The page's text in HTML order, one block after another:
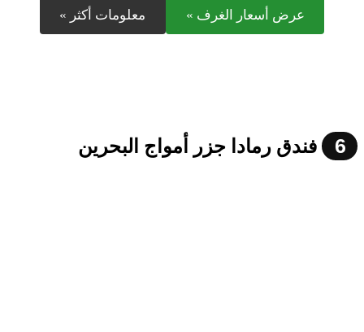
عرض أسعار الغرف » معلومات أكثر »
6 فندق رمادا جزر أمواج البحرين